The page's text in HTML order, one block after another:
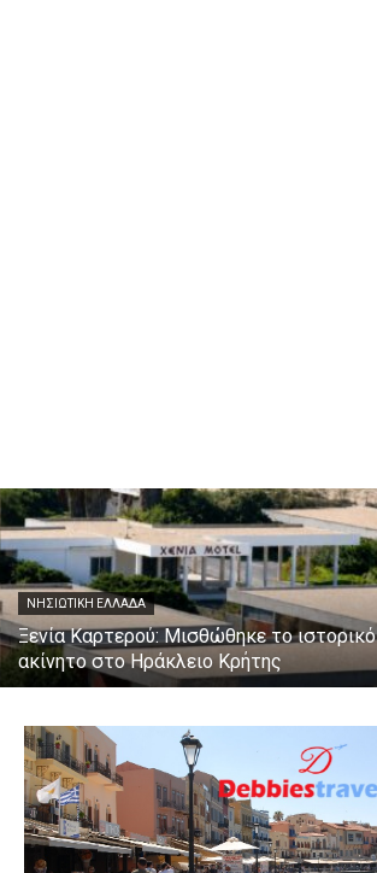
ΝΗΣΙΩΤΙΚΉ ΕΛΛΆΔΑ
Ξενία Καρτερού: Μισθώθηκε το ιστορικό
ακίνητο στο Ηράκλειο Κρήτης